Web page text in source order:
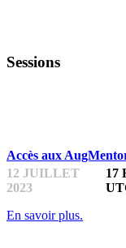
Sessions
Accès aux
12 JUILLET
2023
17
En savoir plus.